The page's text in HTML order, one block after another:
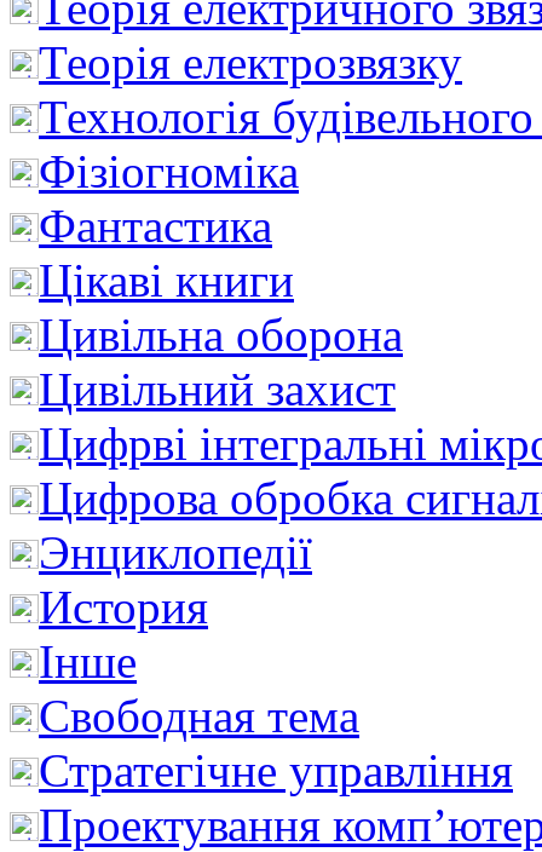
Теорія електрозвязку
Технологія
Фізіогноміка
Фантастика
Цікаві книги
Цивільна оборона
Цивільний захист
Цифрві інтегральні
Цифрова обробка
Энциклопедії
История
Інше
Свободная тема
Стратегічне управління
Проектування